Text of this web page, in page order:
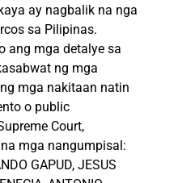
ay nagbalik na nga
sa Pilipinas.
ang mga detalye sa
ng mga
mga nakitaan natin
o public
Court,
mga nangumpisal:
GAPUD, JESUS